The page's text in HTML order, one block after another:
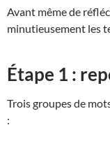
Avant même de
minutieusement les
Étape 1 :
Trois groupes de
: